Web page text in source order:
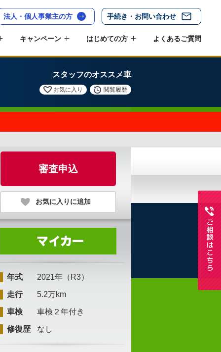
法人・個人事業主の方 手続き・お問い合わせ
キャンペーン はじめての方 よくあるご質問
スタッフのオススメ車
お気に入り 閲覧履歴
審査申込
お気に入りに追加
年式 2021年（R3）
走行 5.2万km
車検 車検２年付き
修復歴 なし